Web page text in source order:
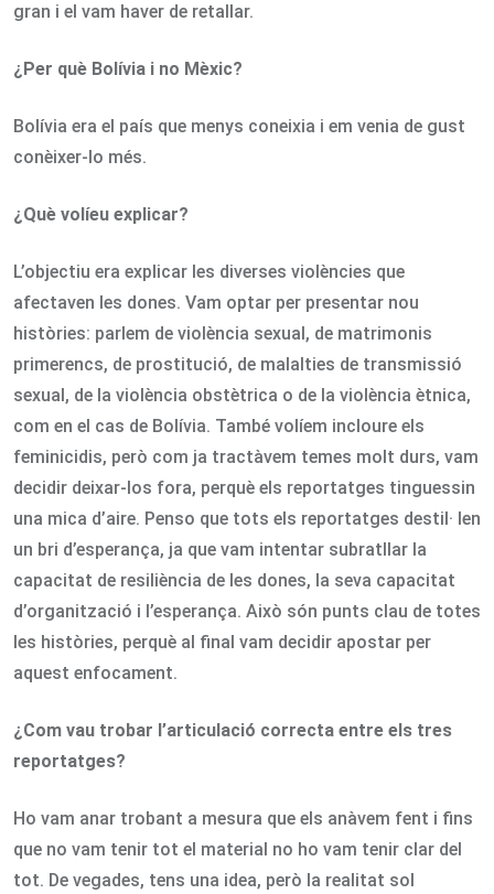
gran i el vam haver de retallar.
¿Per què Bolívia i no Mèxic?
Bolívia era el país que menys coneixia i em venia de gust
conèixer-lo més.
¿Què volíeu explicar?
L’objectiu era explicar les diverses violències que
afectaven les dones. Vam optar per presentar nou
històries: parlem de violència sexual, de matrimonis
primerencs, de prostitució, de malalties de transmissió
sexual, de la violència obstètrica o de la violència ètnica,
com en el cas de Bolívia. També volíem incloure els
feminicidis, però com ja tractàvem temes molt durs, vam
decidir deixar-los fora, perquè els reportatges tinguessin
una mica d’aire. Penso que tots els reportatges destil· len
un bri d’esperança, ja que vam intentar subratllar la
capacitat de resiliència de les dones, la seva capacitat
d’organització i l’esperança. Això són punts clau de totes
les històries, perquè al final vam decidir apostar per
aquest enfocament.
¿Com vau trobar l’articulació correcta entre els tres
reportatges?
Ho vam anar trobant a mesura que els anàvem fent i fins
que no vam tenir tot el material no ho vam tenir clar del
tot. De vegades, tens una idea, però la realitat sol